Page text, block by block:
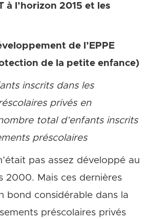
à l’horizon 2015 et les
de l’EPPE
de la petite enfance)
inscrits dans les
éscolaires privés en
total d’enfants inscrits
préscolaires
pas assez développé au
2000. Mais ces dernières
bond considérable dans la
préscolaires privés